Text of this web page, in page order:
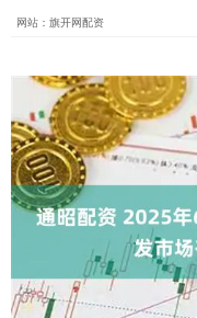
网站：旗开网配资